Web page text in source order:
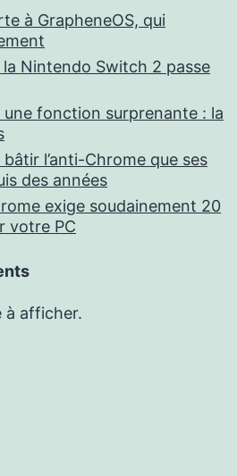
à GrapheneOS, qui
Nintendo Switch 2 passe
une fonction surprenante : la
l’anti-Chrome que ses
des années
exige soudainement 20
votre PC
à afficher.